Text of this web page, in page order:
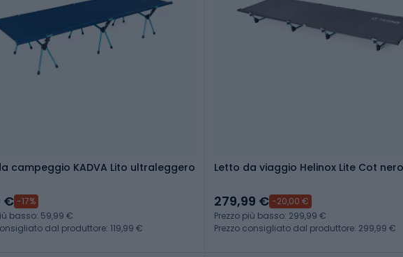
campeggio KADVA Lito ultraleggero
€ -17%
basso: 59,99 €
dal produttore: 119,99 €
Letto da viaggio Helinox Lite Cot nero
279,99 € -20,00 €
Prezzo più basso: 299,99 €
Prezzo consigliato dal produttore: 299,99 €